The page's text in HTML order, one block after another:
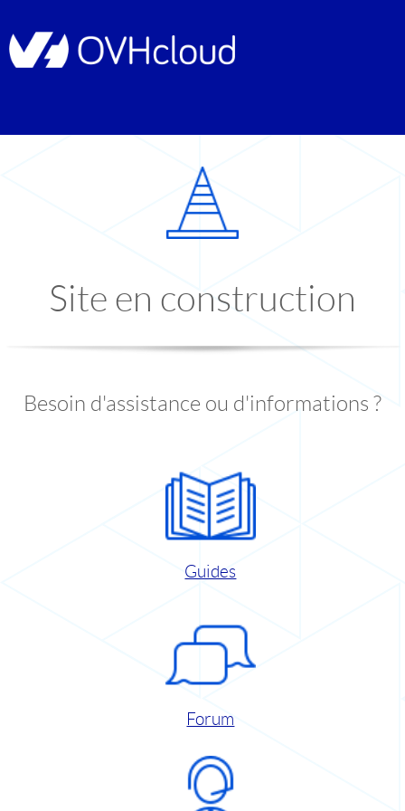
Site en construction
Besoin d'assistance ou d'informations ?
Guides
Forum